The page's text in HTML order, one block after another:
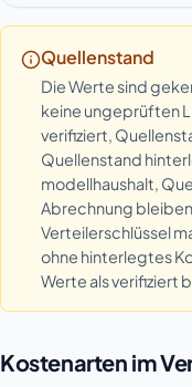
Quellenstand
Die Werte sind
keine ungeprüften
verifiziert,
Quellenstand
modellhaushalt,
Abrechnung
Verteilerschlüssel
ohne hinterlegtes
Werte als verifiziert
Kostenarten im